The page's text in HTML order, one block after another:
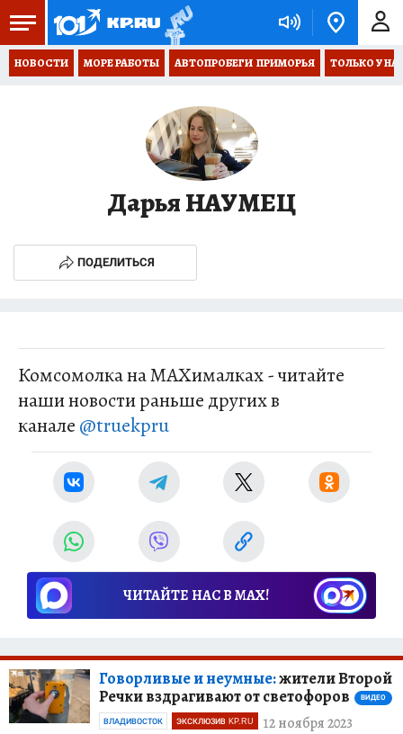
НОВОСТИ МОРЕ РАБОТЫ АВТОПРОБЕГИ  ПРИМОРЬЯ ТОЛЬКО У
Дарья НАУМЕЦ
ПОДЕЛИТЬСЯ
Комсомолка на MAXималках - читайте
наши новости раньше других в
канале @truekpru
ЧИТАЙТЕ НАС В МАХ!
Говорливые и неумные:жители Второй
Речки вздрагивают от светофоров
ВИДЕО
12 ноября 2023
ВЛАДИВОСТОК ЭКСКЛЮЗИВ KP.RU